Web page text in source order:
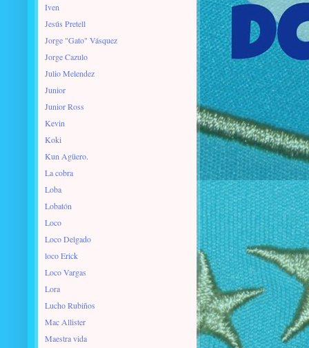
Iven
Jesús Pretell
Jorge "Gato" Vásquez
Jorge Cazulo
Julio Melendez
Junior
Junior Ross
Kevin
Koki
Kun Agüero.
La cobra
Loba
Lobatón
Loco
Loco Delgado
loco Erick
Loco Vargas
Lora
Lucho Rubiños
Mac Allister
Maestra vida